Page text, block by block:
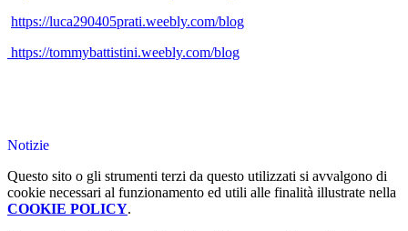
https://luca290405prati.weebly.com/blog
https://tommybattistini.weebly.com/blog
Notizie
Questo sito o gli strumenti terzi da questo utilizzati si avvalgono di
cookie necessari al funzionamento ed utili alle finalità illustrate nella
COOKIE POLICY.